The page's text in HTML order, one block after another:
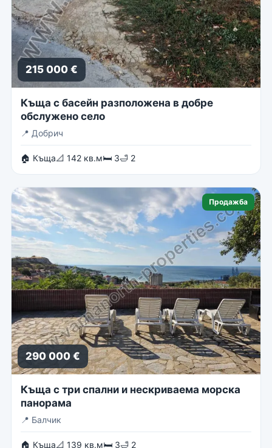
215 000 €
Къща с басейн разположена в добре
обслужено село
📍 Добрич
🏠 Къща📐 142 кв.м🛏 3🛁 2
Продажба
290 000 €
Къща с три спални и нескриваема морска
панорама
📍 Балчик
🏠 Къща📐 139 кв.м🛏 3🛁 2